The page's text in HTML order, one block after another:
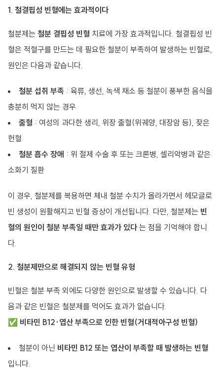
1. 철결핍성 빈혈에는 효과적이다
철분제는 철분 결핍성 빈혈 치료에 가장 효과적입니다. 철결핍성 빈
혈은 적혈구를 만드는 데 필요한 철분이 부족하여 발생하는 빈혈로,
원인은 다음과 같습니다.
철분 섭취 부족 : 육류, 생선, 녹색 채소 등 철분이 풍부한 음식을
충분히 먹지 않는 경우
출혈 : 여성의 과다한 생리, 위장 출혈(위궤양, 대장암 등), 잦은
헌혈
철분 흡수 장애 : 위 절제 수술 후 또는 크론병, 셀리악병과 같은
소화기 질환
이 경우, 철분제를 복용하면 체내 철분 수치가 올라가면서 헤모글로
빈 생성이 원활해지고 빈혈 증상이 개선됩니다. 다만, 철분제는 빈
혈의 원인이 철분 부족일 때만 효과가 있다 는 점을 기억해야 합니
다.
2. 철분제만으로 해결되지 않는 빈혈 유형
빈혈은 철분 부족 외에도 다양한 원인으로 발생할 수 있습니다. 다
음과 같은 빈혈은 철분제를 먹어도 효과가 없습니다.
✅ 비타민 B12·엽산 부족으로 인한 빈혈(거대적아구성 빈혈)
철분이 아닌 비타민 B12 또는 엽산이 부족할 때 발생하는 빈혈
입니다.